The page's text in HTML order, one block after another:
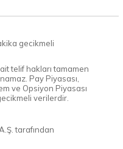
gecikmeli
telif hakları tamamen
Pay Piyasası,
ve Opsiyon Piyasası
verilerdir.
tarafından